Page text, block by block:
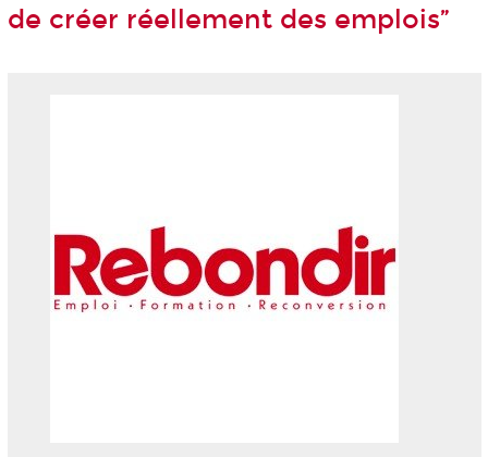
de créer réellement des emplois”